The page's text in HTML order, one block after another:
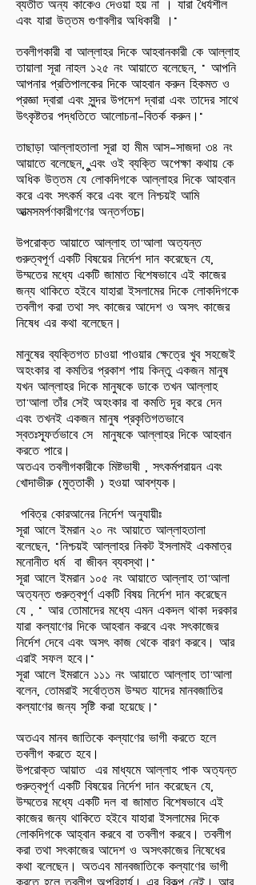
ব্যতীত অন্য কাকেও দেওয়া হয় না । যারা ধৈর্যশীল
এবং যারা উত্তম গুণাবলীর অধিকারী ।"
তবলীগকারী বা আল্লাহর দিকে আহবানকারী কে আল্লাহ
তায়ালা সূরা নাহল ১২৫ নং আয়াতে বলেছেন, " আপনি
আপনার প্রতিপালকের দিকে আহবান করুন হিকমত ও
প্রজ্ঞা দ্বারা এবং সুন্দর উপদেশ দ্বারা এবং তাদের সাথে
উৎকৃষ্টতর পদ্ধতিতে আলোচনা-বিতর্ক করুন।"
তাছাড়া আল্লাহতালা সূরা হা মীম আস-সাজদা ৩৪ নং
আয়াতে বলেছেন, “এবং ওই ব্যক্তি অপেক্ষা কথায় কে
অধিক উত্তম যে লোকদিগকে আল্লাহর দিকে আহবান
করে এবং সৎকর্ম করে এবং বলে নিশ্চয়ই আমি
আত্মসমর্পণকারীগণের অন্তর্গত”।
উপরোক্ত আয়াতে আল্লাহ তা'আলা অত্যন্ত
গুরুত্বপূর্ণ একটি বিষয়ের নির্দেশ দান করেছেন যে,
উম্মতের মধ্যে একটি জামাত বিশেষভাবে এই কাজের
জন্য থাকিতে হইবে যাহারা ইসলামের দিকে লোকদিগকে
তবলীগ করা তথা সৎ কাজের আদেশ ও অসৎ কাজের
নিষেধ এর কথা বলেছেন।
মানুষের ব্যক্তিগত চাওয়া পাওয়ার ক্ষেত্রে খুব সহজেই
অহংকার বা কমতির প্রকাশ পায় কিন্তু একজন মানুষ
যখন আল্লাহর দিকে মানুষকে ডাকে তখন আল্লাহ
তা'আলা তাঁর সেই অহংকার বা কমতি দূর করে দেন
এবং তখনই একজন মানুষ প্রকৃতিগতভাবে
স্বতঃস্ফূর্তভাবে সে মানুষকে আল্লাহর দিকে আহবান
করতে পারে।
অতএব তবলীগকারীকে মিষ্টভাষী , সৎকর্মপরায়ন এবং
খোদাভীরু (মুত্তাকী ) হওয়া আবশ্যক।
পবিত্র কোরআনের নির্দেশ অনুযায়ীঃ
সূরা আলে ইমরান ২০ নং আয়াতে আল্লাহতালা
বলেছেন, "নিশ্চয়ই আল্লাহর নিকট ইসলামই একমাত্র
মনোনীত ধর্ম বা জীবন ব্যবস্থা।"
সূরা আলে ইমরান ১০৫ নং আয়াতে আল্লাহ তা'আলা
অত্যন্ত গুরুত্বপূর্ণ একটি বিষয় নির্দেশ দান করেছেন
যে , " আর তোমাদের মধ্যে এমন একদল থাকা দরকার
যারা কল্যাণের দিকে আহবান করবে এবং সৎকাজের
নির্দেশ দেবে এবং অসৎ কাজ থেকে বারণ করবে। আর
এরাই সফল হবে।"
সূরা আলে ইমরানে ১১১ নং আয়াতে আল্লাহ তা'আলা
বলেন, তোমরাই সর্বোত্তম উম্মত যাদের মানবজাতির
কল্যাণের জন্য সৃষ্টি করা হয়েছে।"
অতএব মানব জাতিকে কল্যাণের ভাগী করতে হলে
তবলীগ করতে হবে।
উপরোক্ত আয়াত এর মাধ্যমে আল্লাহ পাক অত্যন্ত
গুরুত্বপূর্ণ একটি বিষয়ের নির্দেশ দান করেছেন যে,
উম্মতের মধ্যে একটি দল বা জামাত বিশেষভাবে এই
কাজের জন্য থাকিতে হইবে যাহারা ইসলামের দিকে
লোকদিগকে আহ্বান করবে বা তবলীগ করবে। তবলীগ
করা তথা সৎকাজের আদেশ ও অসৎকাজের নিষেধের
কথা বলেছেন। অতএব মানবজাতিকে কল্যাণের ভাগী